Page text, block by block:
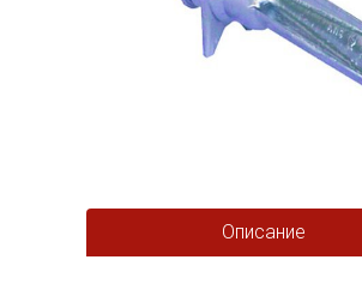
Описание